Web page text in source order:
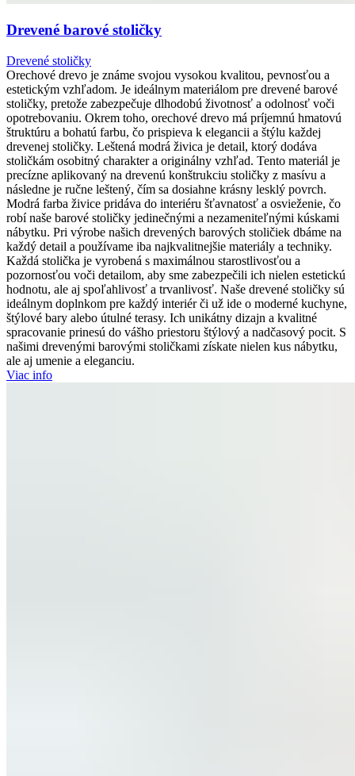
Drevené barové stoličky
Drevené stoličky
Orechové drevo je známe svojou vysokou kvalitou, pevnosťou a
estetickým vzhľadom. Je ideálnym materiálom pre drevené barové
stoličky, pretože zabezpečuje dlhodobú životnosť a odolnosť voči
opotrebovaniu. Okrem toho, orechové drevo má príjemnú hmatovú
štruktúru a bohatú farbu, čo prispieva k elegancii a štýlu každej
drevenej stoličky. Leštená modrá živica je detail, ktorý dodáva
stoličkám osobitný charakter a originálny vzhľad. Tento materiál je
precízne aplikovaný na drevenú konštrukciu stoličky z masívu a
následne je ručne leštený, čím sa dosiahne krásny lesklý povrch.
Modrá farba živice pridáva do interiéru šťavnatosť a osvieženie, čo
robí naše barové stoličky jedinečnými a nezameniteľnými kúskami
nábytku. Pri výrobe našich drevených barových stoličiek dbáme na
každý detail a používame iba najkvalitnejšie materiály a techniky.
Každá stolička je vyrobená s maximálnou starostlivosťou a
pozornosťou voči detailom, aby sme zabezpečili ich nielen estetickú
hodnotu, ale aj spoľahlivosť a trvanlivosť. Naše drevené stoličky sú
ideálnym doplnkom pre každý interiér či už ide o moderné kuchyne,
štýlové bary alebo útulné terasy. Ich unikátny dizajn a kvalitné
spracovanie prinesú do vášho priestoru štýlový a nadčasový pocit. S
našimi drevenými barovými stoličkami získate nielen kus nábytku,
ale aj umenie a eleganciu.
Viac info